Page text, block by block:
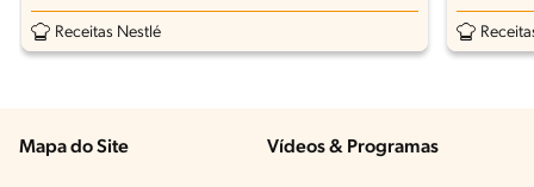
Receitas Nestlé
Mapa do Site Vídeos & Programas​